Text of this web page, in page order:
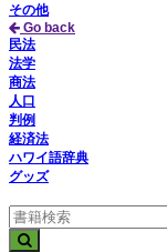
その他
Go back
民法
法学
商法
人口
判例
経済法
ハワイ語辞典
グッズ